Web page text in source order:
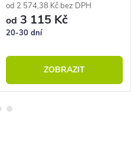
od 2 574,38 Kč bez DPH
od 3 115 Kč
20-30 dní
ZOBRAZIT